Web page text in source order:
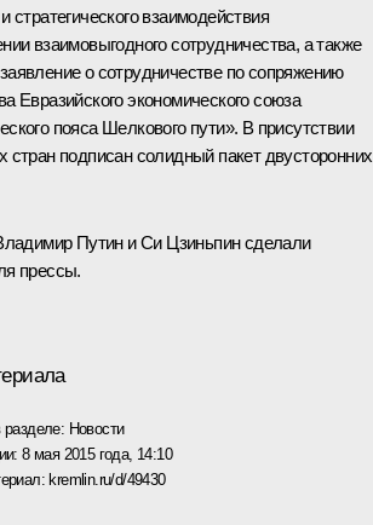
стратегического взаимодействия
взаимовыгодного сотрудничества, а также
о сотрудничестве по сопряжению
Евразийского экономического союза
пояса Шелкового пути». В присутствии
стран подписан солидный пакет двусторонних
Путин иСи Цзиньпинсделали
прессы.
разделе: Новости
8 мая 2015 года, 14:10
kremlin.ru/d/49430